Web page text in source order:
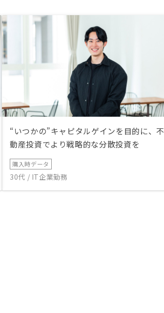
“いつかの”キャピタルゲインを目的に、不
動産投資でより戦略的な分散投資を
購入時データ
30代 / IT企業勤務